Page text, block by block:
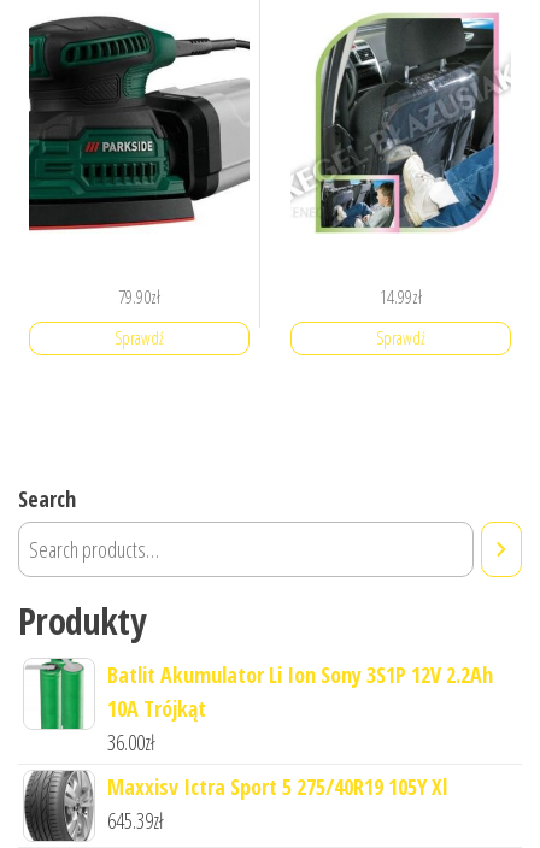
79.90zł
Sprawdź
14.99zł
Sprawdź
Search
Produkty
Batlit Akumulator Li Ion Sony 3S1P 12V 2.2Ah
10A Trójkąt
36.00zł
Maxxisv Ictra Sport 5 275/40R19 105Y Xl
645.39zł